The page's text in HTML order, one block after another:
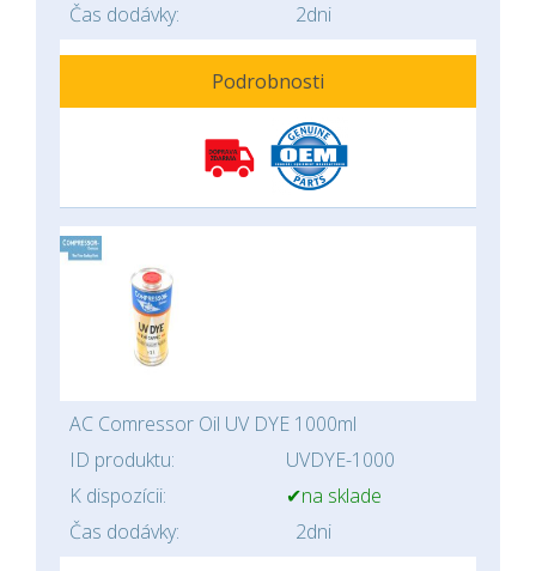
Čas dodávky:
2dni
Podrobnosti
AC Comressor Oil UV DYE 1000ml
ID produktu:
UVDYE-1000
K dispozícii:
✔na sklade
Čas dodávky:
2dni